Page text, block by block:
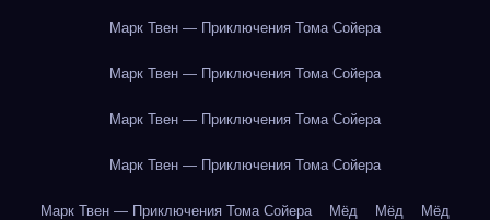
Марк Твен — Приключения Тома Сойера
Марк Твен — Приключения Тома Сойера
Марк Твен — Приключения Тома Сойера
Марк Твен — Приключения Тома Сойера
Марк Твен — Приключения Тома Сойера Мёд Мёд Мёд